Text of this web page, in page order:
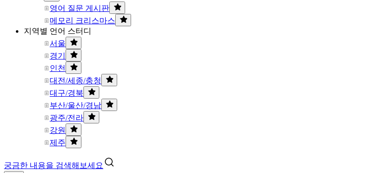
영어 질문 게시판
메모리 크리스마스
지역별 언어 스터디
서울
경기
인천
대전/세종/충청
대구/경북
부산/울산/경남
광주/전라
강원
제주
궁금한 내용을 검색해보세요